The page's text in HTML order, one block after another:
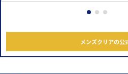
メンズクリアの公